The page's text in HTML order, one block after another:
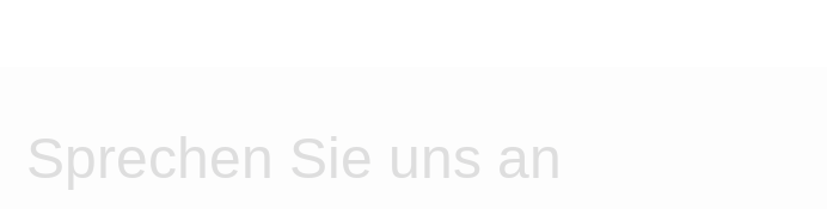
Sprechen Sie uns an